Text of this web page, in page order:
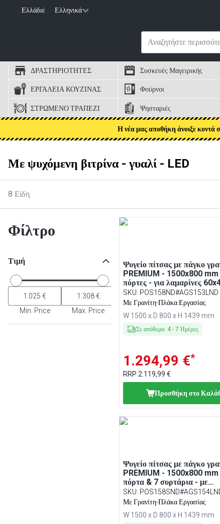
Ελλάδα Ελληνικά
ΔΡΑΣΤΗΡΙΟΤΗΤΕΣ Συσκευές Μαγειρικής
ΕΡΓΑΛΕΙΑ ΚΟΥΖΙΝΑΣ Φούρνοι
ΣΤΡΩΜΕΝΟ ΤΡΑΠΕΖΙ Ψησταριές
Η νέα μας αποθήκη άνοιξε κοντά
Με ψυχόμενη βιτρίνα - γυαλί - LED
8 Είδη
Φίλτρο
Τιμή
Min. Price Max. Price
Ψυγείο πίτσας με πάγκο
PREMIUM - 1500x800 mm
πόρτες - για λαμαρίνες
με επικαθήμενη βιτρίνα
LED - 7x GN 1/4
SKU: POS158ND#AGS153LND
Με Γρανίτη-Πλάκα Εργασίας
W 1500 x D 800 x H 1439 mm
Σε απόθεμα: 4- 7 Ημέρες
1.294,99 €*
RRP 2.119,99 €
Προσθήκη στο
Ψυγείο πίτσας με πάγκο
PREMIUM - 1500x800 mm
πόρτα & 7 συρτάρια - με
επικαθήμενη βιτρίνα
- 5x GN 1/3 + 1x GN 1/2
SKU:
Με Γρανίτη-Πλάκα Εργασίας
W 1500 x D 800 x H 1439 mm